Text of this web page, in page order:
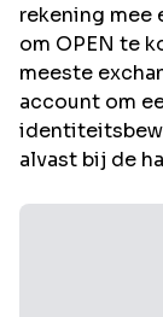
rekening mee
om OPEN te
meeste
account om
alvast bij de